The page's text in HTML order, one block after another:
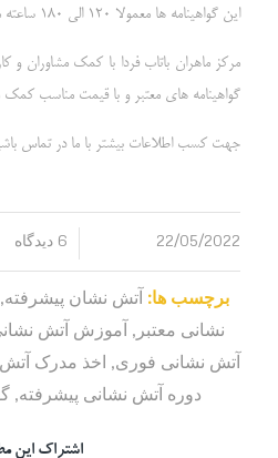
این گواهینامه ها معمولا 120 الی 180 ساعته می باشند.
مرکز ماهران باتاب فردا با کمک مشاوران و
گواهینامه های معتبر و با قیمت مناسب کمک
جهت کسب اطلاعات بیشتر با ما در تماس
22/05/2022 6 دیدگاه/
برچسب ها: آتش نشان پیشرفته,
نشانی معتبر , آموزش آتش
آتش نشانی فوری, اخذ مدرک
دوره آتش نشانی پیشرفته,
اشتراک این